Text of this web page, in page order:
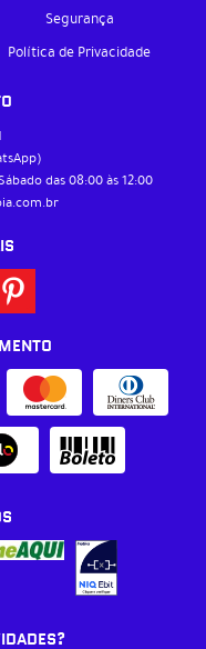
Segurança
Política de Privacidade
das 08:00 às 12:00